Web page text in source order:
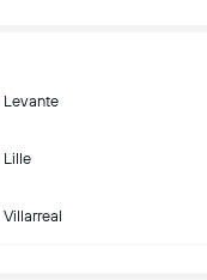
Levante
Lille
Villarreal